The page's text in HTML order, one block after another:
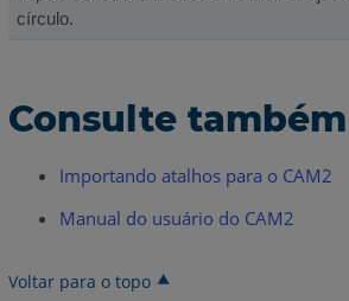
círculo.
Consulte também
Importando atalhos para o CAM2
Manual do usuário do CAM2
Voltar para o topo